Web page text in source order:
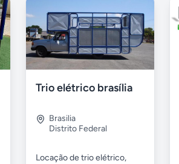
Trio elétrico brasília
Brasilia
Distrito Federal
Locação de trio elétrico,